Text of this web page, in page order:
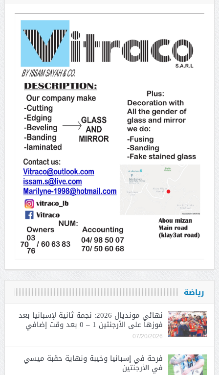
رياضة
نهائي مونديال 2026: نجمة ثانية لإسبانيا بعد
فوزها على الأرجنتين 1 – 0 بعد وقت إضافي
07/20/2026
فرحة في إسبانيا وخيبة ونهاية حقبة ميسي
في الأرجنتين